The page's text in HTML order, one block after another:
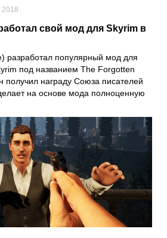
2018
свой мод для Skyrim в
разработал популярный мод для
под названием The Forgotten
получил награду Союза писателей
на основе мода полноценную